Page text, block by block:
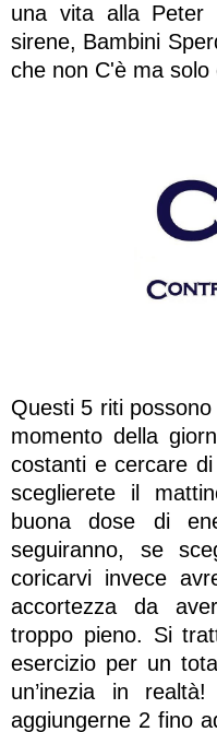
una vita alla Peter
sirene, Bambini
che non C'è ma
Questi 5 riti
momento della
costanti e cercare
sceglierete il
buona dose di
seguiranno, se
coricarvi invece
accortezza da
troppo pieno. Si
esercizio per un
un’inezia in
aggiungerne 2 fino